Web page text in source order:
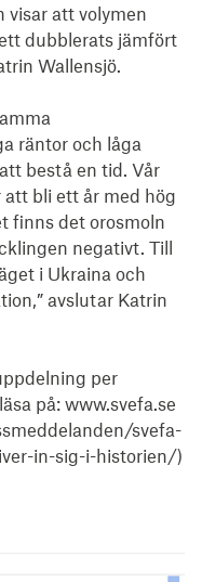
visar att volymen
dubblerats jämfört
Wallensjö.
räntor och låga
bestå en tid. Vår
bli ett år med hög
finns det orosmoln
negativt. Till
i Ukraina och
avslutar Katrin
per
på: www.svefa.se
svefa-
in-sig-i-historien/)